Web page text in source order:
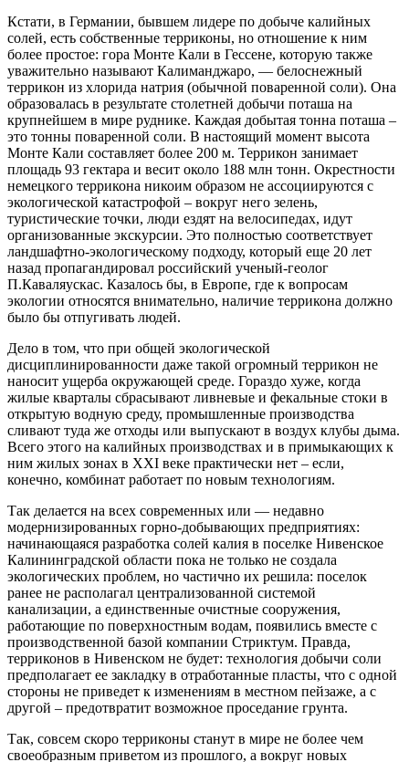
Кстати, в Германии, бывшем лидере по добыче калийных
солей, есть собственные терриконы, но отношение к ним
более простое: гора Монте Кали в Гессене, которую также
уважительно называют Калиманджаро, — белоснежный
террикон из хлорида натрия (обычной поваренной соли). Она
образовалась в результате столетней добычи поташа на
крупнейшем в мире руднике. Каждая добытая тонна поташа –
это тонны поваренной соли. В настоящий момент высота
Монте Кали составляет более 200 м. Террикон занимает
площадь 93 гектара и весит около 188 млн тонн. Окрестности
немецкого террикона никоим образом не ассоциируются с
экологической катастрофой – вокруг него зелень,
туристические точки, люди ездят на велосипедах, идут
организованные экскурсии. Это полностью соответствует
ландшафтно-экологическому подходу, который еще 20 лет
назад пропагандировал российский ученый-геолог
П.Каваляускас. Казалось бы, в Европе, где к вопросам
экологии относятся внимательно, наличие террикона должно
было бы отпугивать людей.
Дело в том, что при общей экологической
дисциплинированности даже такой огромный террикон не
наносит ущерба окружающей среде. Гораздо хуже, когда
жилые кварталы сбрасывают ливневые и фекальные стоки в
открытую водную среду, промышленные производства
сливают туда же отходы или выпускают в воздух клубы дыма.
Всего этого на калийных производствах и в примыкающих к
ним жилых зонах в ХХI веке практически нет – если,
конечно, комбинат работает по новым технологиям.
Так делается на всех современных или — недавно
модернизированных горно-добывающих предприятиях:
начинающаяся разработка солей калия в поселке Нивенское
Калининградской области пока не только не создала
экологических проблем, но частично их решила: поселок
ранее не располагал централизованной системой
канализации, а единственные очистные сооружения,
работающие по поверхностным водам, появились вместе с
производственной базой компании Стриктум. Правда,
терриконов в Нивенском не будет: технология добычи соли
предполагает ее закладку в отработанные пласты, что с одной
стороны не приведет к изменениям в местном пейзаже, а с
другой – предотвратит возможное проседание грунта.
Так, совсем скоро терриконы станут в мире не более чем
своеобразным приветом из прошлого, а вокруг новых